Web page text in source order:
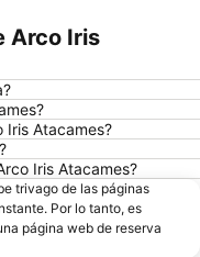
Arco Iris
Iris Atacames?
Iris Atacames?
trivago de las páginas
Por lo tanto, es
página web de reserva